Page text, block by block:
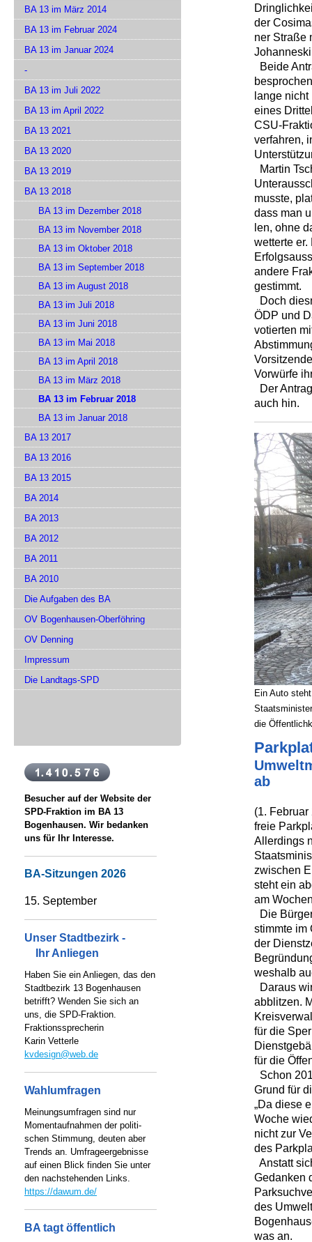
der
ner Straße
Beide
lange nicht
eines
CSU-
verfahren,
Martin
musste,
dass man
len, ohne
wetterte
andere
gestimmt.
Doch
ÖDP und
votierten
Vorwürfe
Der
auch hin.
Ein Auto
die
ab
(1.
freie
Allerdings
zwischen
steht ein
am
Die
stimmte im
der
weshalb
Daraus
abblitzen.
für die
für die
Schon
Grund für
„Da diese
Woche
nicht zur
des
Anstatt
Gedanken
des
was an.
BA 13 im März 2014
BA 13 im Februar 2024
BA 13 im Januar 2024
-
BA 13 im Juli 2022
BA 13 im April 2022
BA 13 2021
BA 13 2020
BA 13 2019
BA 13 2018
BA 13 im Dezember 2018
BA 13 im November 2018
BA 13 im Oktober 2018
BA 13 im September 2018
BA 13 im August 2018
BA 13 im Juli 2018
BA 13 im Juni 2018
BA 13 im Mai 2018
BA 13 im April 2018
BA 13 im März 2018
BA 13 im Februar 2018
BA 13 im Januar 2018
BA 13 2017
BA 13 2016
BA 13 2015
BA 2014
BA 2013
BA 2012
BA 2011
BA 2010
Die Aufgaben des BA
OV Bogenhausen-Oberföhring
OV Denning
Impressum
Die Landtags-SPD
Besucher auf der Website der
SPD-Fraktion im BA 13
Bogenhausen. Wir bedanken
uns für Ihr Interesse.
BA-Sitzungen 2026
15. September
Unser Stadtbezirk -
Ihr Anliegen
Haben Sie ein Anliegen, das den
Stadtbezirk 13 Bogenhausen
betrifft? Wenden Sie sich an
uns, die SPD-Fraktion.
Fraktionssprecherin
Karin Vetterle
kvdesign@web.de
Wahlumfragen
Meinungsumfragen sind nur
Momentaufnahmen der politi-
schen Stimmung, deuten aber
Trends an. Umfrageergebnisse
auf einen Blick finden Sie unter
den nachstehenden Links.
https://dawum.de/
BA tagt öffentlich